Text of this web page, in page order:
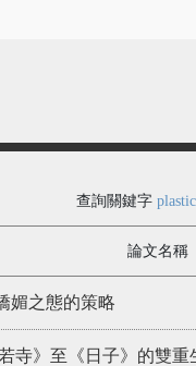
查詢關鍵字
論文名稱
媚之態的策略
寺》至《日子》的雙重